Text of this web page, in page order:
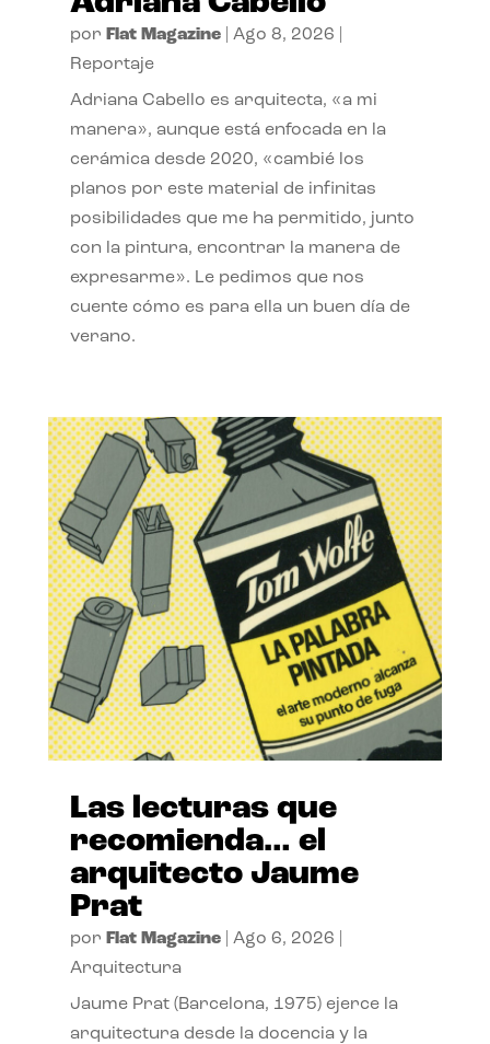
por Flat Magazine| Ago 8, 2026
Reportaje
Adriana Cabello es arquitecta, «a mi
manera», aunque está enfocada en la
cerámica desde 2020, «cambié los
planos por este material de infinitas
posibilidades que me ha permitido, junto
con la pintura, encontrar la manera de
expresarme». Le pedimos que nos
cuente cómo es para ella un buen día de
verano.
Las lecturas que
recomienda… el
arquitecto Jaume
Prat
por Flat Magazine| Ago 6, 2026
Arquitectura
Jaume Prat (Barcelona, 1975) ejerce la
arquitectura desde la docencia y la